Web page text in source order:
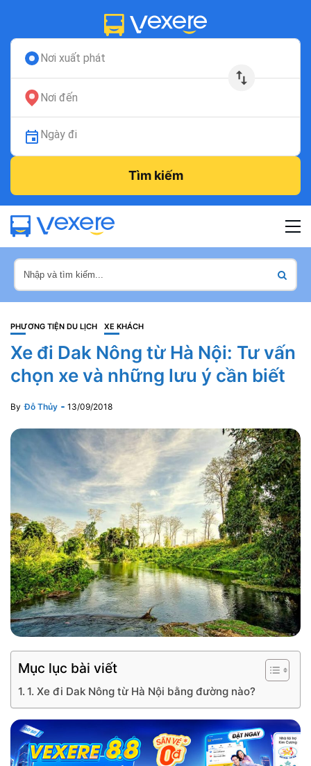
Nơi xuất phát
Nơi đến
Ngày đi
Tìm kiếm
PHƯƠNG TIỆN DU LỊCH XE KHÁCH
Xe đi Dak Nông từ Hà Nội: Tư vấn
chọn xe và những lưu ý cần biết
By Đỗ Thủy 13/09/2018
Mục lục bài viết
1. Xe đi Dak Nông từ Hà Nội bằng đường nào?